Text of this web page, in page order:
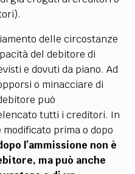
delle circostanze
del debitore di
e dovuti da piano. Ad
o minacciare di
può
tutti i creditori. In
prima o dopo
l’ammissione non è
ma può anche